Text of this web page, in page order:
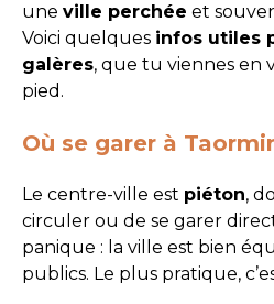
une ville perchée et
Voici quelques infos utiles
galères, que tu viennes en
pied.
Où se garer à
Le centre-ville est piéton,
circuler ou de se garer
panique : la ville est bien
publics. Le plus pratique,